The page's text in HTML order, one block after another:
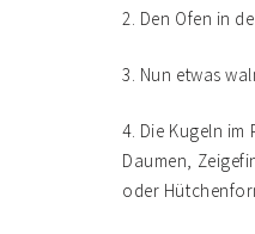
2. Den Ofen in
3. Nun etwas
4. Die Kugeln
Daumen,
oder